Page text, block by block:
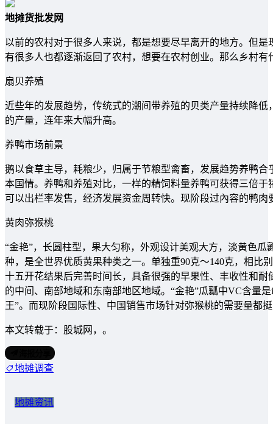
地摊货批发网
以前的农村对于很多人来说，都是想要尽早离开的地方。但
有很多人也都逐渐返回了农村，想要在农村创业。那么乡村
扇贝养殖
近些年的发展趋势，传统式的潮间带养殖的贝类产量持续降
的产量，连年来大幅升高。
养鸭市场前景
鹅以食草主导，耗粮少，归属于节粮型禽畜，发展趋势养鸭
本国情。养鸭和养殖对比，一样的精饲料量养鸭可获得三倍
可以出栏率发售，经济发展资金周转快。现阶段过內容的鸭
黄肉弥猴桃
“金艳”，长圆柱型，果大匀称，外观设计美观大方，淡黄色
种，是全世界优质黄果种类之一。单独重90克～140克，相比
十五开花结果后完善时间长，具备很强的早果性、丰收性和
的中间、南部地域和东南部地区地域。“金艳”瓜瓤中VC含量
王”。而现阶段国际性、中国销售市场针对弥猴桃的需要量都
本文转载于：股城网，。
地摊调查
地摊资讯